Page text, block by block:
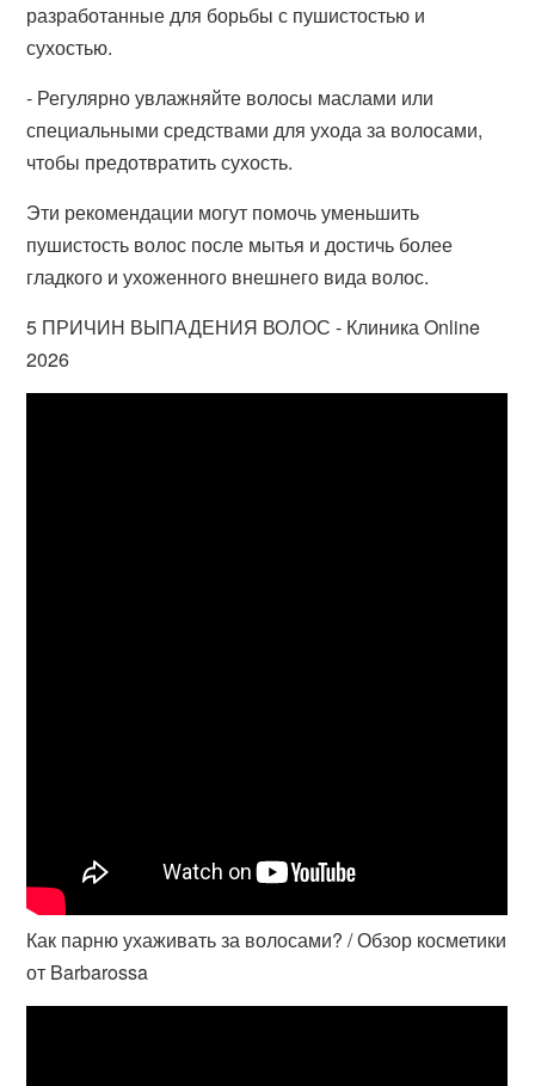
разработанные для борьбы с пушистостью и
сухостью.
- Регулярно увлажняйте волосы маслами или
специальными средствами для ухода за волосами,
чтобы предотвратить сухость.
Эти рекомендации могут помочь уменьшить
пушистость волос после мытья и достичь более
гладкого и ухоженного внешнего вида волос.
5 ПРИЧИН ВЫПАДЕНИЯ ВОЛОС - Клиника Online
2026
Как парню ухаживать за волосами? / Обзор косметики
от Barbarossa